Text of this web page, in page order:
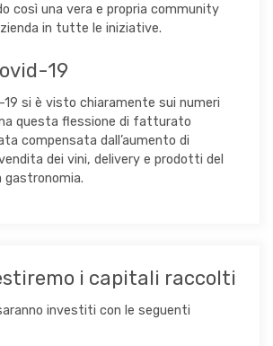
così una vera e propria community
in tutte le iniziative.
19
19 si è visto chiaramente sui numeri
questa flessione di fatturato
compensata dall’aumento di
dei vini, delivery e prodotti del
gastronomia.
i capitali raccolti
investiti con le seguenti